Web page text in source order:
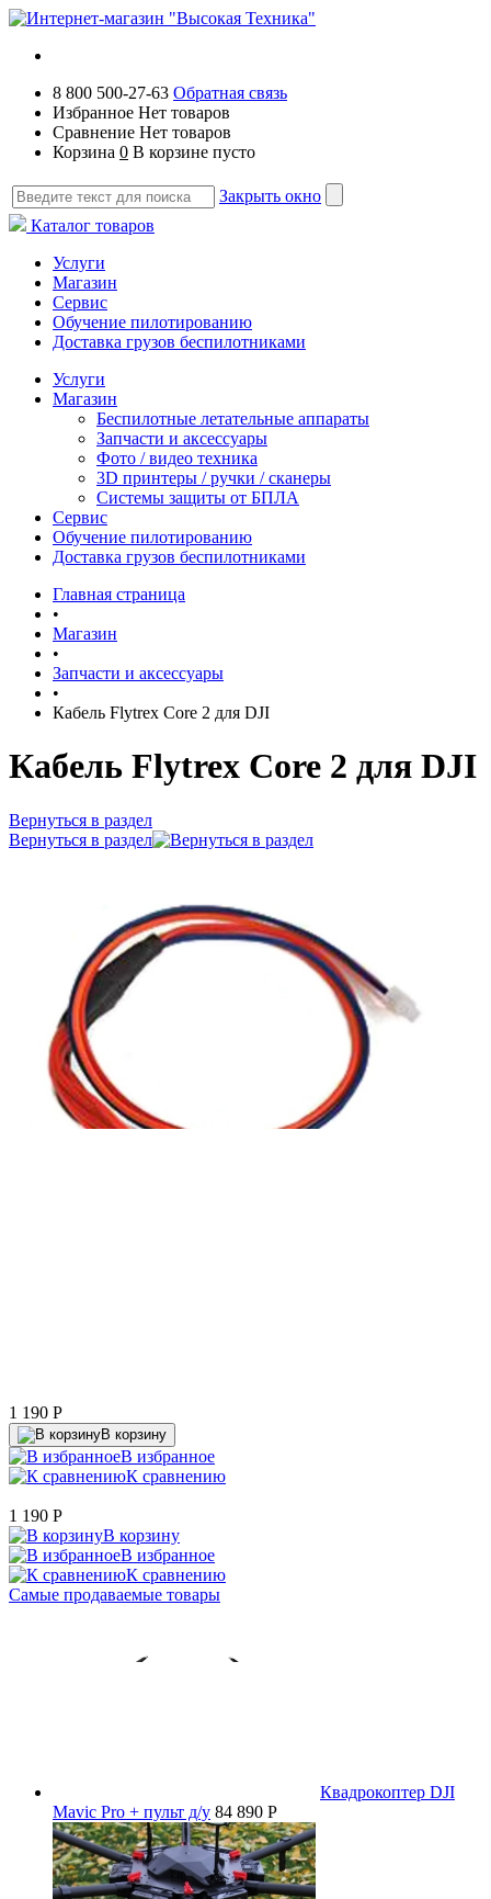
8 800 500-27-63 Обратная связь
Избранное Нет товаров
Сравнение Нет товаров
Корзина 0 В корзине пусто
Закрыть окно
Каталог товаров
Услуги
Магазин
Сервис
Обучение пилотированию
Доставка грузов беспилотниками
Услуги
Магазин
Беспилотные летательные аппараты
Запчасти и аксессуары
Фото / видео техника
3D принтеры / ручки / сканеры
Системы защиты от БПЛА
Сервис
Обучение пилотированию
Доставка грузов беспилотниками
Главная страница
•
Магазин
•
Запчасти и аксессуары
•
Кабель Flytrex Core 2 для DJI
Кабель Flytrex Core 2 для DJI
Вернуться в раздел
Вернуться в раздел
1 190 P
В корзину
В избранное
К сравнению
1 190 P
В корзину
В избранное
К сравнению
Самые продаваемые товары
Квадрокоптер DJI
Mavic Pro + пульт д/у 84 890 P